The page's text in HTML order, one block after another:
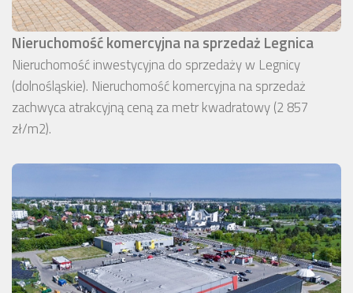
Nieruchomość komercyjna na sprzedaż Legnica
Nieruchomość inwestycyjna do sprzedaży w Legnicy
(dolnośląskie). Nieruchomość komercyjna na sprzedaż
zachwyca atrakcyjną ceną za metr kwadratowy (2 857
zł/m2).